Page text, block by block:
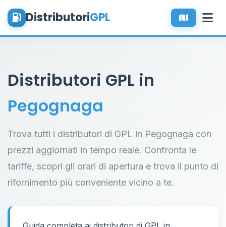
DistributoriGPL
Distributori GPL in
Pegognaga
Trova tutti i distributori di GPL in Pegognaga con
prezzi aggiornati in tempo reale. Confronta le
tariffe, scopri gli orari di apertura e trova il punto di
rifornimento più conveniente vicino a te.